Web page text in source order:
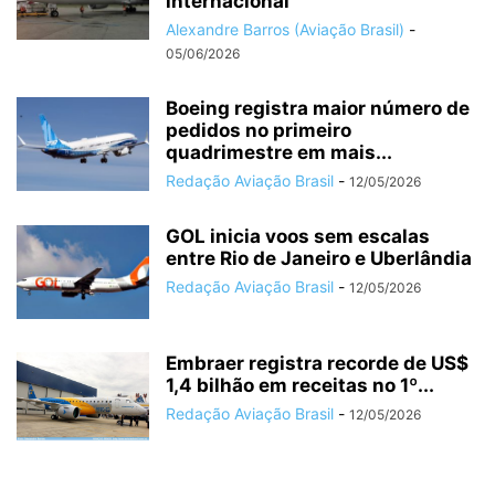
Alexandre Barros (Aviação Brasil) -
05/06/2026
Boeing registra maior número de
pedidos no primeiro
quadrimestre em mais...
Redação Aviação Brasil - 12/05/2026
GOL inicia voos sem escalas
entre Rio de Janeiro e Uberlândia
Redação Aviação Brasil - 12/05/2026
Embraer registra recorde de US$
1,4 bilhão em receitas no 1º...
Redação Aviação Brasil - 12/05/2026